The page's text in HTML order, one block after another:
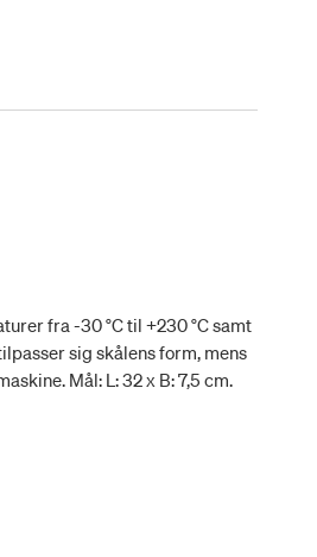
fra -30 °C til +230 °C samt
sig skålens form, mens
Mål: L: 32 x B: 7,5 cm.